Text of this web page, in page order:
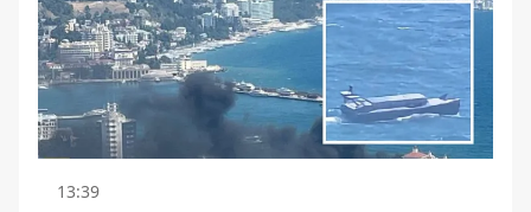
13:39